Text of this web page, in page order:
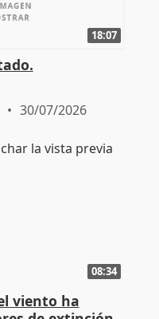
18:07
30/07/2026
08:34
viento ha